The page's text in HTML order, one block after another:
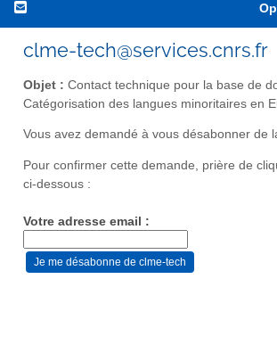
clme-tech@services.cnrs.fr
Objet : Contact technique pour la base de
Catégorisation des langues minoritaires en
Vous avez demandé à vous désabonner de
Pour confirmer cette demande, prière de
ci-dessous :
Votre adresse email :